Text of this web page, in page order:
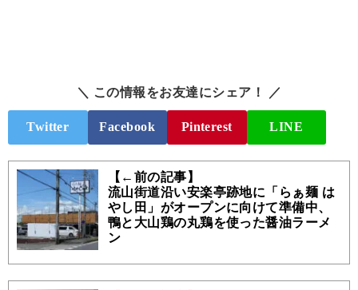
＼ この情報をお友達にシェア！ ／
Twitter Facebook Pinterest LINE
【←前の記事】
流山街道沿い安楽亭跡地に「らぁ麺 は
やし田」がオープンに向けて準備中、
鴨と大山鶏の丸鶏を使った醤油ラーメ
ン